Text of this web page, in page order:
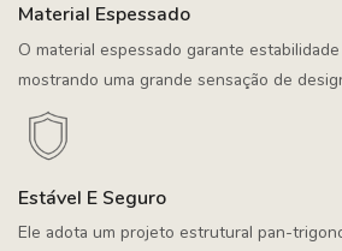
Material Espessado
O material espessado garante
mostrando uma grande sensação de
Estável E Seguro
Ele adota um projeto estrutural pan-